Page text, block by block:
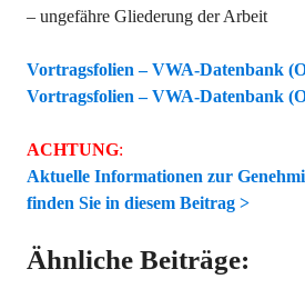
– ungefähre Gliederung der Arbeit
Vortragsfolien – VWA-Datenbank
Vortragsfolien – VWA-Datenbank
ACHTUNG:
Aktuelle Informationen zur
finden Sie in diesem Beitrag >
Ähnliche Beiträge: